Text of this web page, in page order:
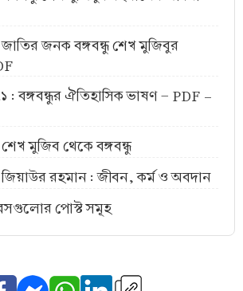
জাতির জনক বঙ্গবন্ধু শেখ মুজিবুর
: বঙ্গবন্ধুর ঐতিহাসিক ভাষণ - PDF -
শেখ মুজিব থেকে বঙ্গবন্ধু
জিয়াউর রহমান : জীবন, কর্ম ও অবদান
পোস্ট সমূহ